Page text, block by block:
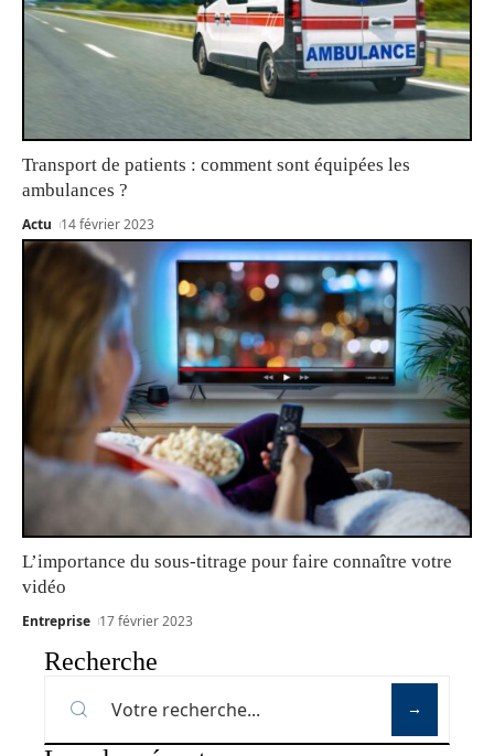
Transport de patients : comment sont équipées les
ambulances ?
Actu 14 février 2023
L’importance du sous-titrage pour faire connaître votre
vidéo
Entreprise 17 février 2023
Recherche